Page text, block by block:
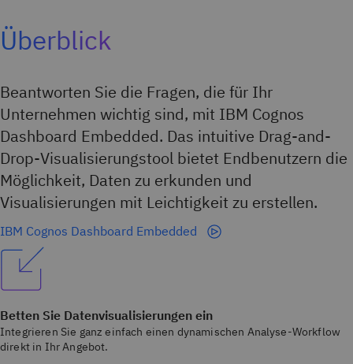
Überblick
Beantworten Sie die Fragen, die für Ihr
Unternehmen wichtig sind, mit IBM Cognos
Dashboard Embedded. Das intuitive Drag-and-
Drop-Visualisierungstool bietet Endbenutzern die
Möglichkeit, Daten zu erkunden und
Visualisierungen mit Leichtigkeit zu erstellen.
IBM Cognos Dashboard Embedded
Betten Sie Datenvisualisierungen ein
Integrieren Sie ganz einfach einen dynamischen Analyse-Workflow
direkt in Ihr Angebot.